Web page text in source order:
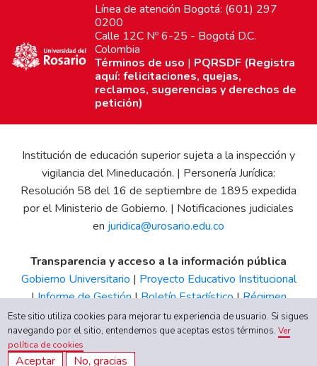
Línea de atención Bogotá: (601) 297
0200
Calle 12C Nº 6-25 - Bogotá D.C.
Colombia
Términos de uso | PQRSDF (Registra
aquí: felicitaciones, quejas,
reclamos, sugerencias y derechos de
petición)
Institución de educación superior sujeta a la inspección y
vigilancia del Mineducación. | Personería Jurídica:
Resolución 58 del 16 de septiembre de 1895 expedida
por el Ministerio de Gobierno. | Notificaciones judiciales
en juridica@urosario.edu.co
Transparencia y acceso a la información pública
Gobierno Universitario | Proyecto Educativo Institucional
|Informe de Gestión|Boletín Estadístico|Régimen
Tributario|Estados Financieros |Código de Ética| Canal
de Integridad UR
Este sitio utiliza cookies para mejorar tu experiencia de usuario. Si sigues
navegando por el sitio, entendemos que aceptas estos términos.Ver
política de cookies
Aceptar No, gracias